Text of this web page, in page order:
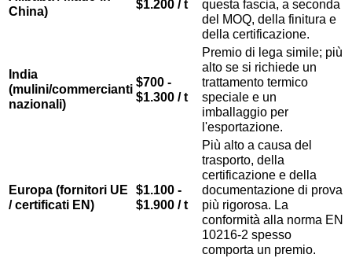
China)
$1.200 / t
questa fascia, a seconda
del MOQ, della finitura e
della certificazione.
India
(mulini/commercianti
nazionali)
$700 -
$1.300 / t
Premio di lega simile; più
alto se si richiede un
trattamento termico
speciale e un
imballaggio per
l'esportazione.
Europa (fornitori UE
/ certificati EN)
$1.100 -
$1.900 / t
Più alto a causa del
trasporto, della
certificazione e della
documentazione di prova
più rigorosa. La
conformità alla norma EN
10216-2 spesso
comporta un premio.